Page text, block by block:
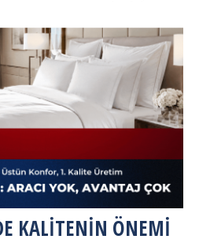
KALITENIN ÖNEMI